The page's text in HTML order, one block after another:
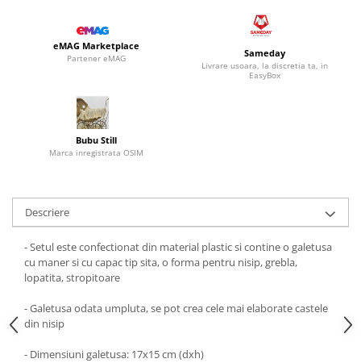
eMAG Marketplace
Partener eMAG Sameday
Livrare usoara, la discretia ta, in
EasyBox
Bubu Still
Marca inregistrata OSIM
Descriere
- Setul este confectionat din material plastic si contine o galetusa
cu maner si cu capac tip sita, o forma pentru nisip, grebla,
lopatita, stropitoare
- Galetusa odata umpluta, se pot crea cele mai elaborate castele
din nisip
- Dimensiuni galetusa: 17x15 cm (dxh)